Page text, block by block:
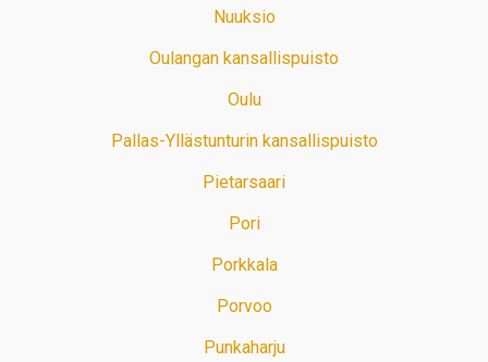
Nuuksio
Oulangan kansallispuisto
Oulu
Pallas-Yllästunturin kansallispuisto
Pietarsaari
Pori
Porkkala
Porvoo
Punkaharju